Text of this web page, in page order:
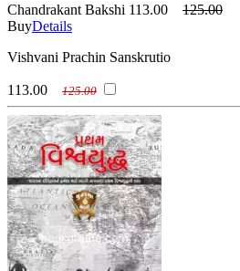
Chandrakant Bakshi 113.00
125.00
BuyDetails
Vishvani Prachin Sanskrutio
113.00 125.00